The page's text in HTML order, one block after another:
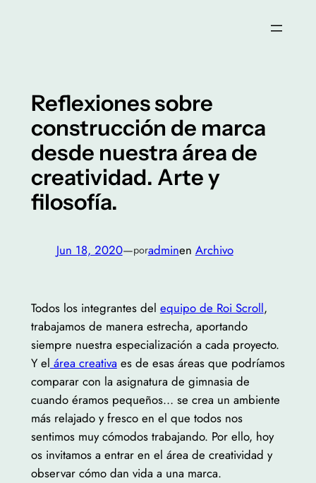
Reflexiones sobre
construcción de marca
desde nuestra área de
creatividad. Arte y
filosofía.
Jun 18, 2020—poradminen Archivo
Todos los integrantes del equipo de Roi Scroll,
trabajamos de manera estrecha, aportando
siempre nuestra especialización a cada proyecto.
Y el área creativa es de esas áreas que podríamos
comparar con la asignatura de gimnasia de
cuando éramos pequeños… se crea un ambiente
más relajado y fresco en el que todos nos
sentimos muy cómodos trabajando. Por ello, hoy
os invitamos a entrar en el área de creatividad y
observar cómo dan vida a una marca.